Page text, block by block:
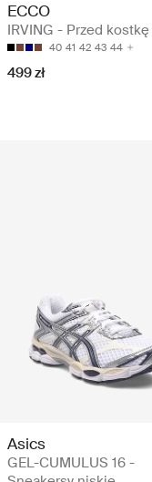
ECCO
IRVING - Przed kostkę
40 41 42 43 44
499 zł
Asics
GEL-CUMULUS 16 -